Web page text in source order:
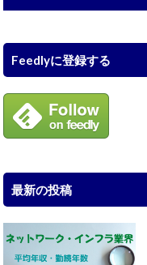
Feedlyに登録する
最新の投稿